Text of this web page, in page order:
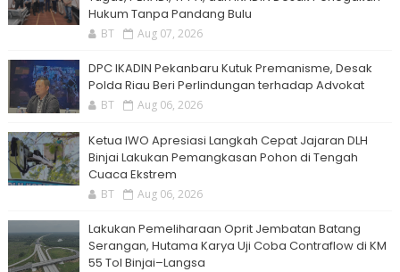
Hukum Tanpa Pandang Bulu
BT Aug 07, 2026
DPC IKADIN Pekanbaru Kutuk Premanisme, Desak
Polda Riau Beri Perlindungan terhadap Advokat
BT Aug 06, 2026
Ketua IWO Apresiasi Langkah Cepat Jajaran DLH
Binjai Lakukan Pemangkasan Pohon di Tengah
Cuaca Ekstrem
BT Aug 06, 2026
Lakukan Pemeliharaan Oprit Jembatan Batang
Serangan, Hutama Karya Uji Coba Contraflow di KM
55 Tol Binjai–Langsa